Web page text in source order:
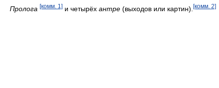
Пролога [комм. 1] и четырёх антре (выходов или картин). [комм. 2]